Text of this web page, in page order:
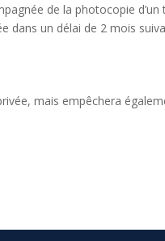
de la photocopie
dans un délai de 2 mois
mais empêchera